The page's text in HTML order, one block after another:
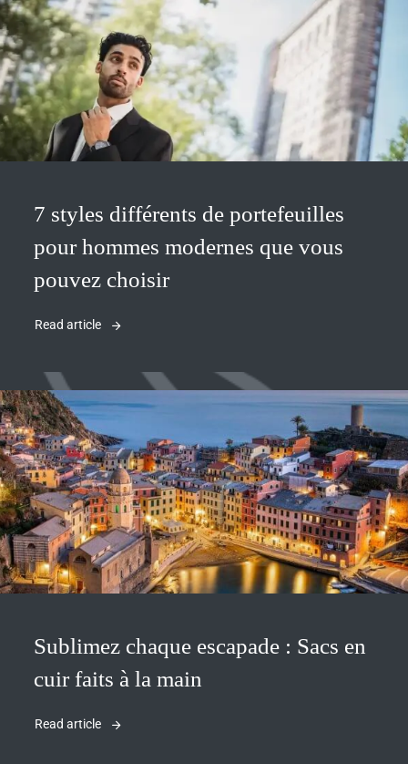
7 styles différents de portefeuilles
pour hommes modernes que vous
pouvez choisir
Read article
Sublimez chaque escapade : Sacs en
cuir faits à la main
Read article